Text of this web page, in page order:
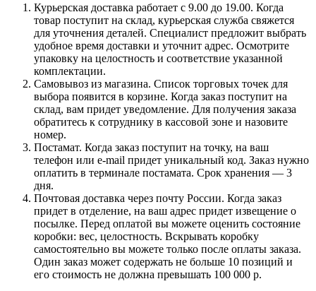
Курьерская доставка работает с 9.00 до 19.00. Когда
товар поступит на склад, курьерская служба свяжется
для уточнения деталей. Специалист предложит выбрать
удобное время доставки и уточнит адрес. Осмотрите
упаковку на целостность и соответствие указанной
комплектации.
Самовывоз из магазина. Список торговых точек для
выбора появится в корзине. Когда заказ поступит на
склад, вам придет уведомление. Для получения заказа
обратитесь к сотруднику в кассовой зоне и назовите
номер.
Постамат. Когда заказ поступит на точку, на ваш
телефон или e-mail придет уникальный код. Заказ нужно
оплатить в терминале постамата. Срок хранения — 3
дня.
Почтовая доставка через почту России. Когда заказ
придет в отделение, на ваш адрес придет извещение о
посылке. Перед оплатой вы можете оценить состояние
коробки: вес, целостность. Вскрывать коробку
самостоятельно вы можете только после оплаты заказа.
Один заказ может содержать не больше 10 позиций и
его стоимость не должна превышать 100 000 р.